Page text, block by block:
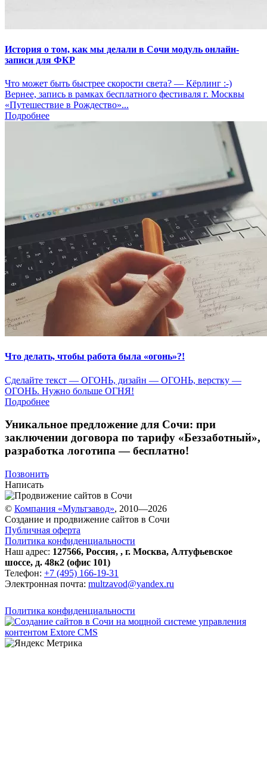
История о том, как мы делали в Сочи модуль онлайн-
записи для ФКР
Что может быть быстрее скорости света? — Кёрлинг :-)
Вернее, запись в рамках бесплатного фестиваля г. Москвы
«Путешествие в Рождество»...
Подробнее
Что делать, чтобы работа была «огонь»?!
Сделайте текст — ОГОНЬ, дизайн — ОГОНЬ, верстку —
ОГОНЬ. Нужно больше ОГНЯ!
Подробнее
Уникальное предложение для Сочи: при
заключении договора по тарифу «Беззаботный»,
разработка логотипа — бесплатно!
Позвонить
Написать
© Компания «Мультзавод», 2010—2026
Создание и продвижение сайтов в Сочи
Публичная оферта
Политика конфиденциальности
Наш адрес: 127566, Россия, , г. Москва, Алтуфьевское
шоссе, д. 48к2 (офис 101)
Телефон: +7 (495) 166-19-31
Электронная почта: multzavod@yandex.ru
Политика конфиденциальности